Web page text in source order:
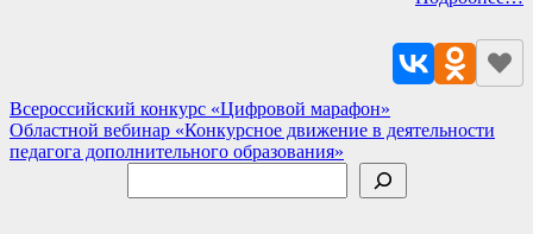
Навигация
по
Всероссийский конкурс «Цифровой марафон»
Областной вебинар «Конкурсное движение в деятельности
педагога дополнительного образования»